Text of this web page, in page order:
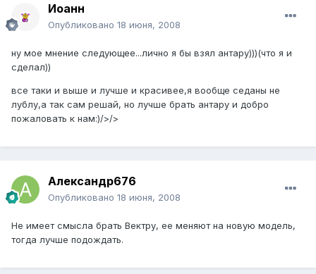
Иоанн
Опубликовано 18 июня, 2008
ну мое мнение следующее...лично я бы взял антару)))(что я и
сделал))
все таки и выше и лучше и красивее,я вообще седаны не
лублу,а так сам решай, но лучше брать антару и добро
пожаловать к нам:)/>/>
Александр676
Опубликовано 18 июня, 2008
Не имеет смысла брать Вектру, ее меняют на новую модель,
тогда лучше подождать.